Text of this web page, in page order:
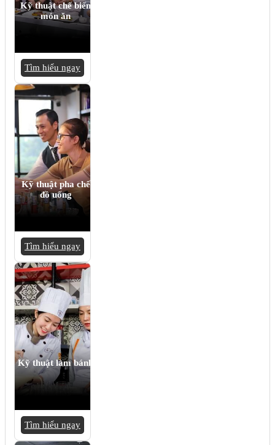
Kỹ thuật chế biến
món ăn
Tìm hiểu ngay
Kỹ thuật pha chế
đồ uống
Tìm hiểu ngay
Kỹ thuật làm bánh
Tìm hiểu ngay